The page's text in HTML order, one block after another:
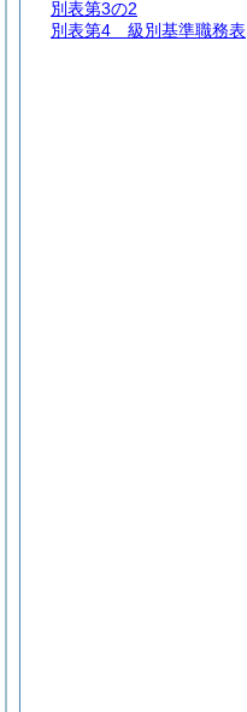
別表第3の2
別表第4 級別基準職務表